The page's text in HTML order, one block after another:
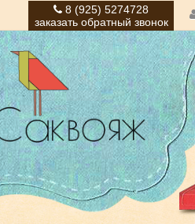
8 (925) 5274728
заказать обратный звонок